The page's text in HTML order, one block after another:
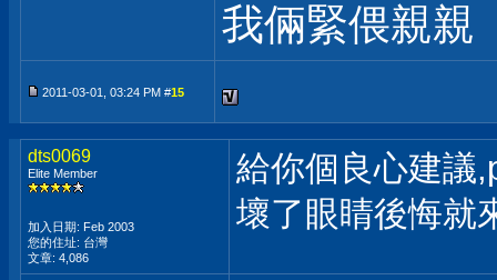
我倆緊偎親
2011-03-01, 03:24 PM #15
dts0069
Elite Member
加入日期: Feb 2003
您的住址: 台灣
文章: 4,086
給你個良心建議
壞了眼睛後悔就